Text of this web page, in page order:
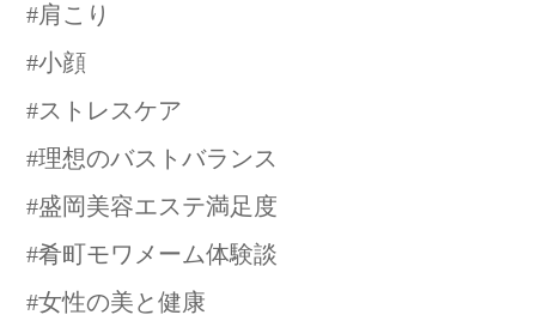
#肩こり
#小顔
#ストレスケア
#理想のバストバランス
#盛岡美容エステ満足度
#肴町モワメーム体験談
#女性の美と健康